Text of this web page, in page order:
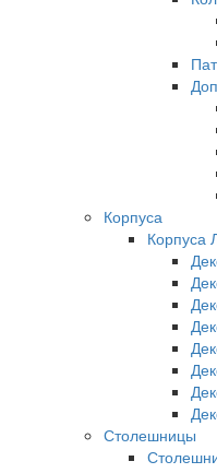
Корпуса
Корпуса
Столешницы